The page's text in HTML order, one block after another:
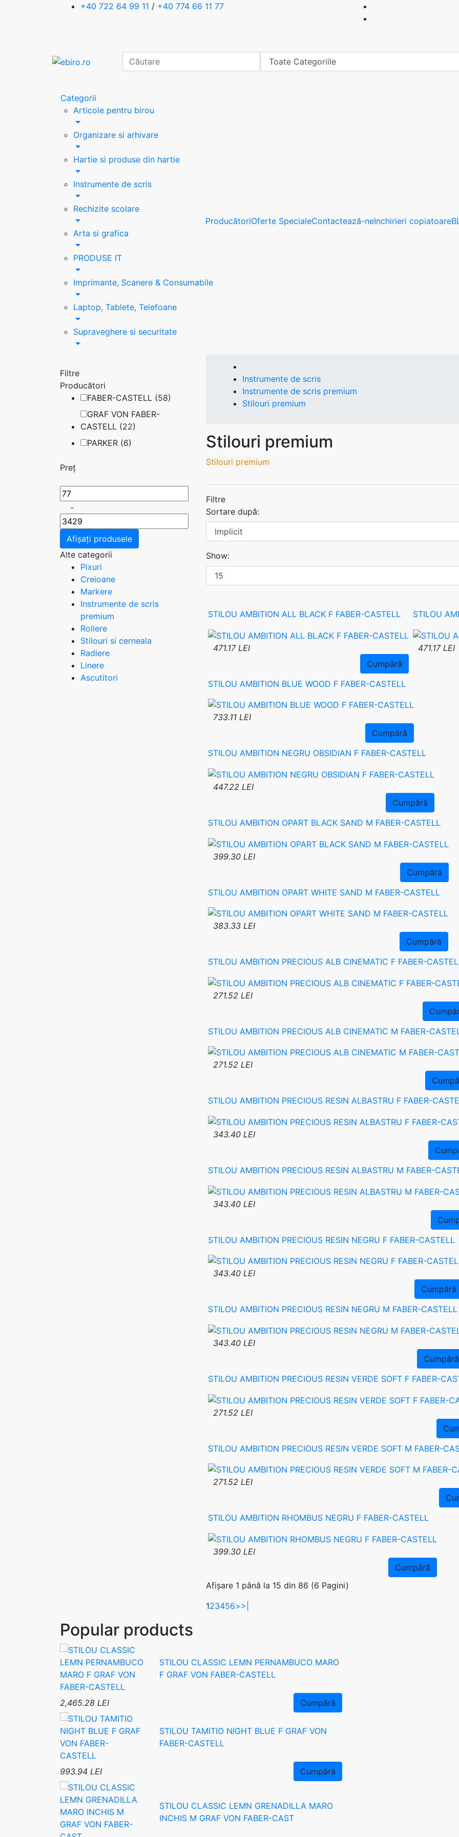
+40 722 64 99 11 / +40 774 66 11 77
Categorii
Articole pentru birou
Organizare si arhivare
Hartie si produse din hartie
Instrumente de scris
Rechizite scolare
Arta si grafica
PRODUSE IT
Imprimante, Scanere & Consumabile
Laptop, Tablete, Telefoane
Supraveghere si securitate
ProducătoriOferte SpecialeContactează-neInchirieri copiatoare
Filtre
Producători
FABER-CASTELL (58)
GRAF VON FABER-
CASTELL (22)
PARKER (6)
Preț
-
Afișați produsele
Alte categorii
Pixuri
Creioane
Markere
Instrumente de scris
premium
Rollere
Stilouri si cerneala
Radiere
Linere
Ascutitori
Instrumente de scris
Instrumente de scris premium
Stilouri premium
Stilouri premium
Stilouri premium
Filtre
Sortare după:
Show:
STILOU AMBITION ALL BLACK F FABER-CASTELL
471.17 LEI
Cumpără
STILOU
471.17 LEI
STILOU AMBITION BLUE WOOD F FABER-CASTELL
733.11 LEI
Cumpără
STILOU AMBITION NEGRU OBSIDIAN F FABER-CASTELL
447.22 LEI
Cumpără
STILOU AMBITION OPART BLACK SAND M FABER-CASTELL
399.30 LEI
Cumpără
STILOU AMBITION OPART WHITE SAND M FABER-CASTELL
383.33 LEI
Cumpără
STILOU AMBITION PRECIOUS ALB CINEMATIC F FABER-
271.52 LEI
STILOU AMBITION PRECIOUS ALB CINEMATIC M FABER-
271.52 LEI
STILOU AMBITION PRECIOUS RESIN ALBASTRU F FABER-
343.40 LEI
STILOU AMBITION PRECIOUS RESIN ALBASTRU M FABER-
343.40 LEI
STILOU AMBITION PRECIOUS RESIN NEGRU F FABER-CASTELL
343.40 LEI
Cumpără
STILOU AMBITION PRECIOUS RESIN NEGRU M FABER-CASTELL
343.40 LEI
Cumpără
STILOU AMBITION PRECIOUS RESIN VERDE SOFT F FABER-
271.52 LEI
STILOU AMBITION PRECIOUS RESIN VERDE SOFT M FABER-
271.52 LEI
STILOU AMBITION RHOMBUS NEGRU F FABER-CASTELL
399.30 LEI
Cumpără
Afișare 1 până la 15 din 86 (6 Pagini)
123456>>|
Popular products
STILOU CLASSIC LEMN PERNAMBUCO MARO
F GRAF VON FABER-CASTELL
2,465.28 LEI Cumpără
STILOU TAMITIO NIGHT BLUE F GRAF VON
FABER-CASTELL
993.94 LEI Cumpără
STILOU CLASSIC LEMN GRENADILLA MARO
INCHIS M GRAF VON FABER-CAST